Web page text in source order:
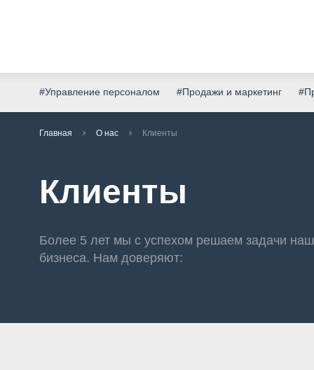
#Управление персоналом #Продажи и маркетинг
Главная О нас Клиенты
Клиенты
Более 5 лет мы с успехом решаем задачи
бизнеса. Нам доверяют: